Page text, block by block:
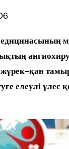
қан
елеулі үлес